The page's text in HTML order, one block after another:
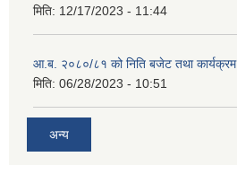
मिति: 12/17/2023 - 11:44
आ.ब. २०८०/८१ को निति बजेट तथा कार्यक्रम
मिति: 06/28/2023 - 10:51
अन्य